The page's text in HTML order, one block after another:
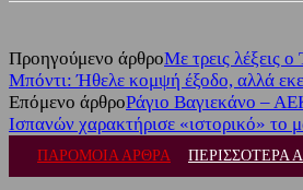
Προηγούμενο άρθροΜε τρεις λέξεις
Μπόντι: Ήθελε κομψή έξοδο, αλλά
Επόμενο άρθροΡάγιο Βαγιεκάνο –
Ισπανών χαρακτήρισε «ιστορικό» το
ΠΑΡΟΜΟΙΑ ΑΡΘΡΑ ΠΕΡΙΣΣΟΤΕΡΑ